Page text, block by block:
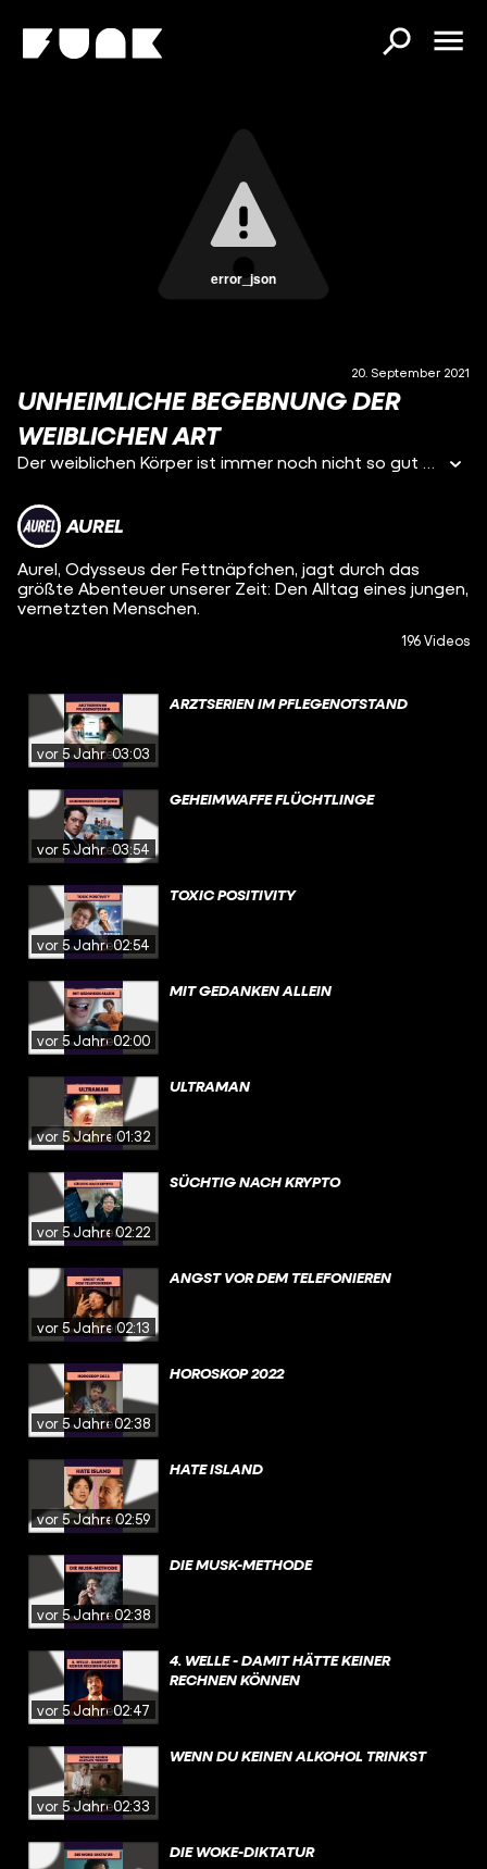
error_json
20. September 2021
UNHEIMLICHE BEGEBNUNG DER
WEIBLICHEN ART
Der weiblichen Körper ist immer noch nicht so gut erforscht wie der männliche. Das liegt natürlich nicht an Sexismus, sondern daran, dass er einfach so ein MyStErIuM ist. ?
AUREL
Aurel, Odysseus der Fettnäpfchen, jagt durch das
größte Abenteuer unserer Zeit: Den Alltag eines jungen,
vernetzten Menschen.
196 Videos
vor 5 Jahren03:03
ARZTSERIEN IM PFLEGENOTSTAND
vor 5 Jahren03:54
GEHEIMWAFFE FLÜCHTLINGE
vor 5 Jahren02:54
TOXIC POSITIVITY
vor 5 Jahren02:00
MIT GEDANKEN ALLEIN
vor 5 Jahren01:32
ULTRAMAN
vor 5 Jahren02:22
SÜCHTIG NACH KRYPTO
vor 5 Jahren02:13
ANGST VOR DEM TELEFONIEREN
vor 5 Jahren02:38
HOROSKOP 2022
vor 5 Jahren02:59
HATE ISLAND
vor 5 Jahren02:38
DIE MUSK-METHODE
vor 5 Jahren02:47
4. WELLE - DAMIT HÄTTE KEINER
RECHNEN KÖNNEN
vor 5 Jahren02:33
WENN DU KEINEN ALKOHOL TRINKST
DIE WOKE-DIKTATUR